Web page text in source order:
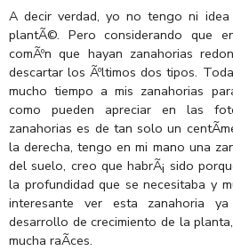
A decir verdad, yo no tengo ni
plantÃ©. Pero considerando que
comÃºn que hayan zanahorias
descartar los Ãºltimos dos tipos.
mucho tiempo a mis zanahorias
como pueden apreciar en las
zanahorias es de tan solo un
la derecha, tengo en mi mano una
del suelo, creo que habrÃ¡ sido
la profundidad que se necesitaba y
interesante ver esta zanahoria
desarrollo de crecimiento de la
mucha raÃ­ces.